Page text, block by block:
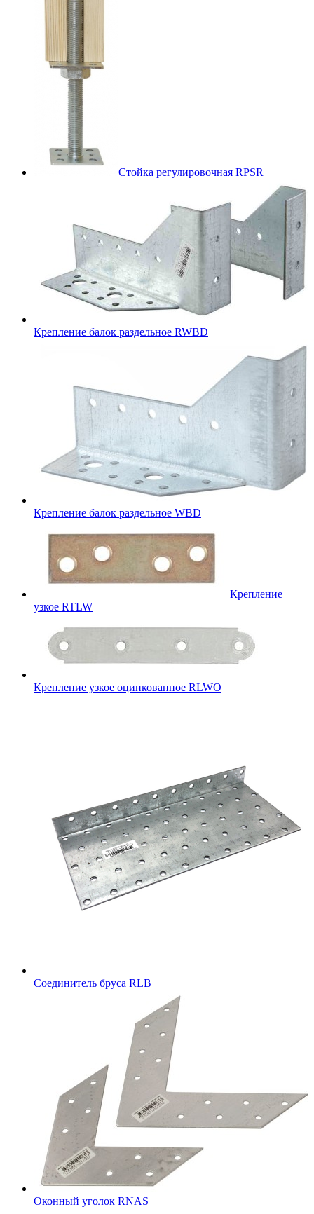
Стойка регулировочная RPSR
Крепление балок раздельное RWBD
Крепление балок раздельное WBD
Крепление
узкое RTLW
Крепление узкое оцинкованное RLWO
Соединитель бруса RLB
Оконный уголок RNAS